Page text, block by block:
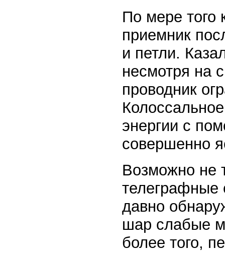
По мере того
приемник
и петли.
несмотря на
проводник
энергии с
совершенно
Возможно не
телеграфные
давно
шар слабые
более того,